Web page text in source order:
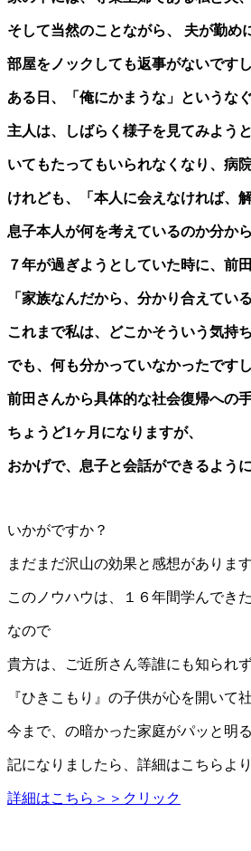
そして当然のことながら、 夫が勤め
部屋をノックしても返事がないです
ある日、「俺にかまうな」というな
主人は、しばらく様子を見てみよう
いてもたってもいられなくなり、 病
けれども、「本人に会えなければ、
息子本人が何を考えているのか分から
７年が過ぎようとしていた時に、前
「家族なんだから、分かり合えてい
これまで私は、どこかそういう気持
でも、何も分かっていなかったですし
前田さんから具体的な社会復帰への
ちょうど1ヶ月になりますが、
おかげで、 息子と会話ができるよう
いかがですか？
まだまだ沢山の効果と感想がありま
このノウハウは、 １６年間学んでき
なので
貴方は、ご近所さん等誰にも知られず
『ひきこもり』 の子供が心を開いて
今まで、の暗かった家庭がパッと明
記になりましたら、詳細はこちらよ
詳細はこちら＞＞クリック